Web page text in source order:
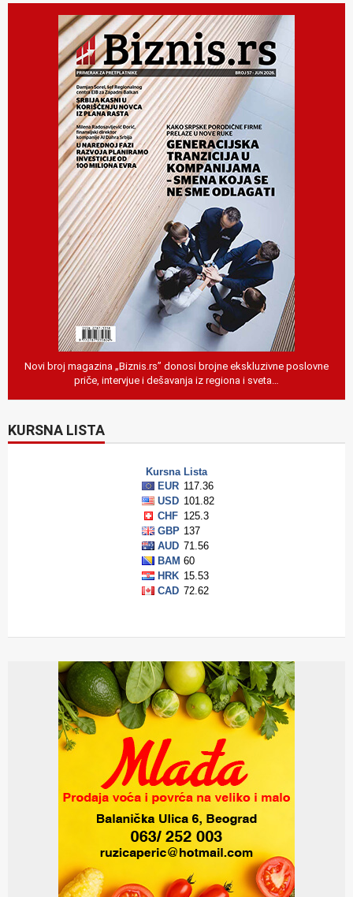
Novi broj magazina „Biznis.rs” donosi brojne ekskluzivne poslovne
priče, intervjue i dešavanja iz regiona i sveta…
KURSNA LISTA